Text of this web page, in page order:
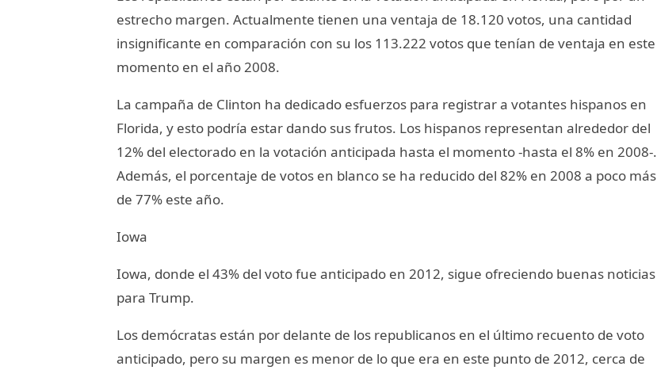
estrecho margen. Actualmente tienen una ventaja de 18.120 votos, una cantidad
insignificante en comparación con su los 113.222 votos que tenían de ventaja en este
momento en el año 2008.
La campaña de Clinton ha dedicado esfuerzos para registrar a votantes hispanos en
Florida, y esto podría estar dando sus frutos. Los hispanos representan alrededor del
12% del electorado en la votación anticipada hasta el momento -hasta el 8% en 2008-.
Además, el porcentaje de votos en blanco se ha reducido del 82% en 2008 a poco más
de 77% este año.
Iowa
Iowa, donde el 43% del voto fue anticipado en 2012, sigue ofreciendo buenas noticias
para Trump.
Los demócratas están por delante de los republicanos en el último recuento de voto
anticipado, pero su margen es menor de lo que era en este punto de 2012, cerca de